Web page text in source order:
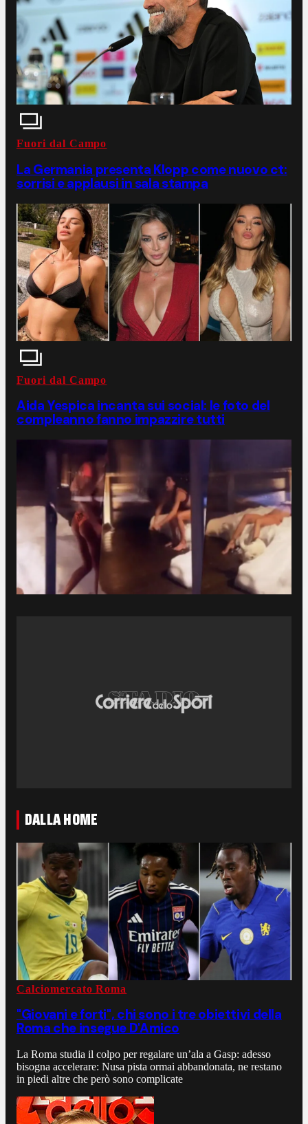
Fuori dal Campo
La Germania presenta Klopp come nuovo ct:
sorrisi e applausi in sala stampa
Fuori dal Campo
Aida Yespica incanta sui social: le foto del
compleanno fanno impazzire tutti
DALLA HOME
Calciomercato Roma
"Giovani e forti", chi sono i tre obiettivi della
Roma che insegue D'Amico
La Roma studia il colpo per regalare un’ala a Gasp: adesso
bisogna accelerare: Nusa pista ormai abbandonata, ne restano
in piedi altre che però sono complicate